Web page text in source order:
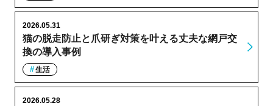
猫の脱走防止と爪研ぎ対策を叶える丈夫な網戸交
換の導入事例
2026.05.31
生活
2026.05.28